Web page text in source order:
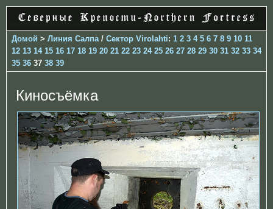
Домой > Линия Салпа / Сектор Virolahti: 1 2 3 4 5 6 7 8 9 10 11
12 13 14 15 16 17 18 19 20 21 22 23 24 25 26 27 28 29 30 31 32 33 34
35 36 37 38 39
Киносъёмка